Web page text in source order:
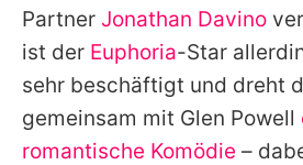
Utiq
Partner Jonathan Davino
ist der Euphoria-Star
sehr beschäftigt und dreht
gemeinsam mit Glen Powell
romantische Komödie –